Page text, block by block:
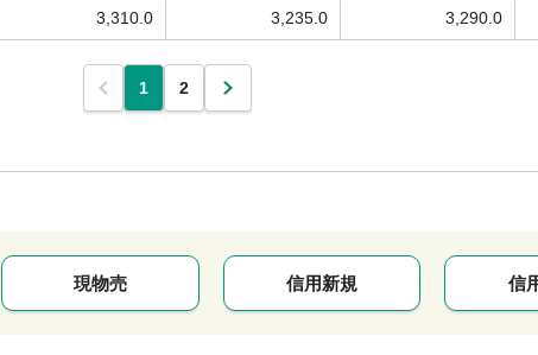
3,310.0 3,235.0 3,290.0
1 2
現物売 信用新規 信